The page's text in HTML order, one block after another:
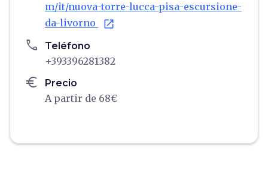
m/it/nuova-torre-lucca-pisa-escursione-
da-livorno
open_in_new
phone Teléfono
+393396281382
euro Precio
A partir de 68€